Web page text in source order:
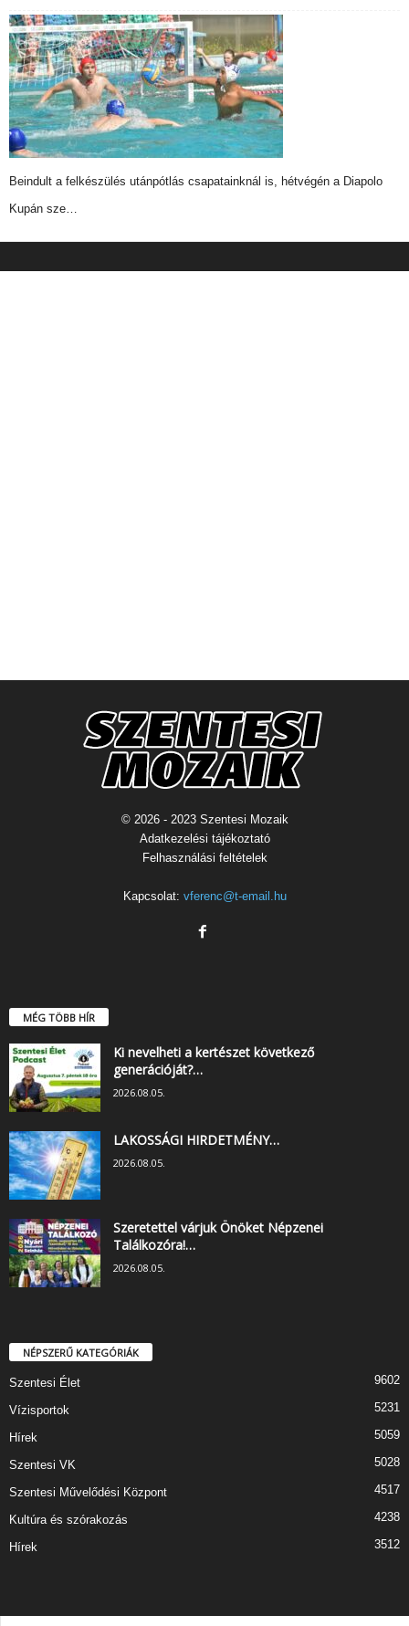
Beindult a felkészülés utánpótlás csapatainknál is, hétvégén a Diapolo
Kupán sze…
© 2026 - 2023 Szentesi Mozaik
Adatkezelési tájékoztató
Felhasználási feltételek
Kapcsolat: vferenc@t-email.hu
MÉG TÖBB HÍR
Ki nevelheti a kertészet következő
generációját?…
2026.08.05.
LAKOSSÁGI HIRDETMÉNY…
2026.08.05.
Szeretettel várjuk Önöket Népzenei
Találkozóra!…
2026.08.05.
NÉPSZERŰ KATEGÓRIÁK
Szentesi Élet 9602
Vízisportok 5231
Hírek 5059
Szentesi VK 5028
Szentesi Művelődési Központ 4517
Kultúra és szórakozás 4238
Hírek 3512